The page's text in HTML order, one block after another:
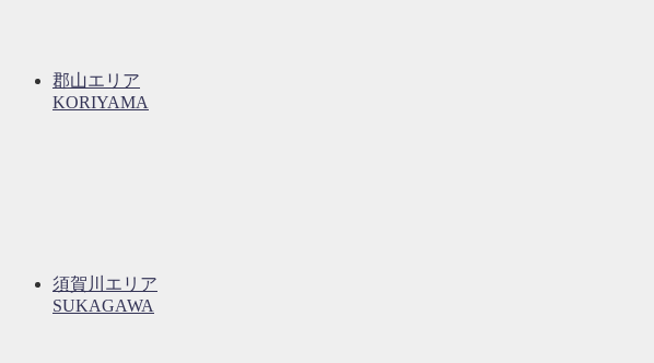
郡山エリア
KORIYAMA
須賀川エリア
SUKAGAWA